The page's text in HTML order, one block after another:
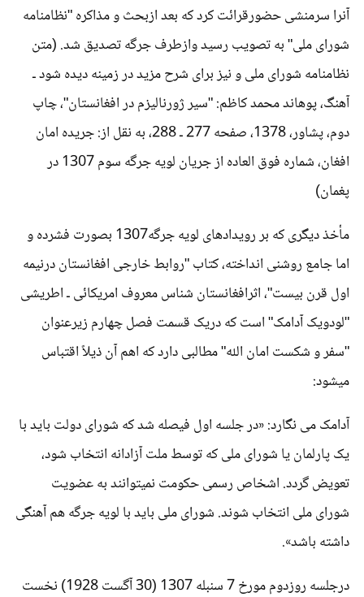
آنرا سرمنشی حضورقرائت کرد که بعد ازبحث و مذاکره "نظامنامه
شورای ملی" به تصویب رسید وازطرف جرگه تصدیق شد. (متن
نظامنامه شورای ملی و نیز برای شرح مزید در زمینه دیده شود ـ
آهنگ، پوهاند محمد کاظم: "سیر ژورنالیزم در افغانستان"، چاپ
دوم، پشاور، 1378، صفحه 277 ـ 288، به نقل از: جریده امان
افغان، شماره فوق العاده از جریان لویه جرگه سوم 1307 در
پغمان)
مأخذ دیگری که بر رویدادهای لویه جرگه1307 بصورت فشرده و
اما جامع روشنی انداخته، کتاب "روابط خارجی افغانستان درنیمه
اول قرن بیست"، اثرافغانستان شناس معروف امریکائی ـ اطریشی
"لودویک آدامک" است که دریک قسمت فصل چهارم زیرعنوان
"سفر و شکست امان الله" مطالبی دارد که اهم آن ذیلاً اقتباس
میشود:
آدامک می نگارد: «در جلسه اول فیصله شد که شورای دولت باید با
یک پارلمان یا شورای ملی که توسط ملت آزادانه انتخاب شود،
تعویض گردد. اشخاص رسمی حکومت نمیتوانند به عضویت
شورای ملی انتخاب شوند. شورای ملی باید با لویه جرگه هم آهنگی
داشته باشد».
درجلسه روزدوم مورخ 7 سنبله 1307 (30 آگست 1928) نخست